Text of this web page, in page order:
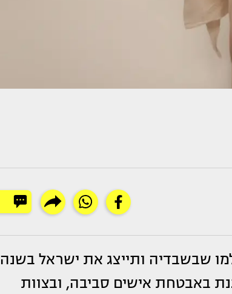
שבשבדיה ותייצג את ישראל בשנה
באבטחת אישים סביבה, ובצוות